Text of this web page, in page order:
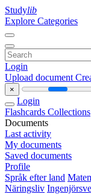
Studylib
Explore Categories
Login
Upload document
×
Login
Flashcards Collections
Documents
Last activity
My documents
Saved documents
Profile
Språk efter land
Näringsliv